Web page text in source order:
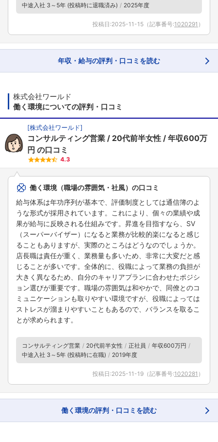
中途入社 3～5年 (投稿時に退職済み)
2025年度
投稿日:2025-11-15 （記事番号:1020291 ）
年収・給与の評判・口コミを読む
株式会社ワールド
働く環境についての評判・口コミ
[株式会社ワールド]
コンサルティング営業 20代前半女性
年収600万
円 の口コミ
4.3
働く環境（職場の雰囲気・社風）の口コミ
給与体系は年功序列が基本で、評価制度としては通信簿のよ
うな形式が採用されています。これにより、個々の業績や成
果が給与に反映される仕組みです。昇進を目指すなら、SV
（スーパーバイザー）になると業務が比較的楽になると感じ
ることもありますが、実際のところはどうなのでしょうか。
店長職は責任が重く、業務量も多いため、非常に大変だと感
じることが多いです。全体的に、役職によって業務の負担が
大きく異なるため、自分のキャリアプランに合わせたポジシ
ョン選びが重要です。職場の雰囲気は和やかで、同僚とのコ
ミュニケーションも取りやすい環境ですが、役職によっては
ストレスが溜まりやすいこともあるので、バランスを取るこ
とが求められます。
コンサルティング営業 20代前半女性 正社員
年収600万円
中途入社 3～5年 (投稿時に在職)
2019年度
投稿日:2025-11-19 （記事番号:1020281 ）
働く環境の評判・口コミを読む